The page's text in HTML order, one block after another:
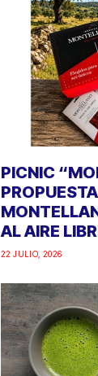
PICNIC
AL AIRE
22 JULIO, 2026